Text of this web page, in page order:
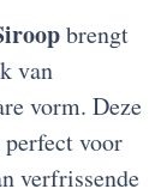
brengt
van
vorm. Deze
voor
verfrissende